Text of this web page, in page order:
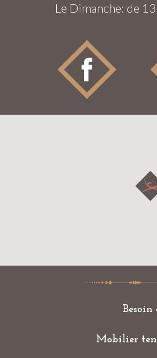
Le Dimanche: de
Besoin
Infos
Mobilier